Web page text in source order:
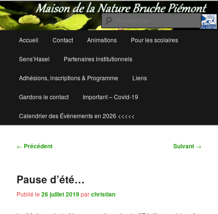
Aller
principal
Aller
secondaire
Accueil Contact Animations Pour les scolaires
Sens’Hasel Partenaires institutionnels
Adhésions, inscriptions & Programme Liens
Gardons le contact Important – Covid-19
Calendrier des Évènements en 2026 <<<<<
Navigation
← Précédent Suivant →
Pause d’été…
Publié le26 juillet 2019parchristian